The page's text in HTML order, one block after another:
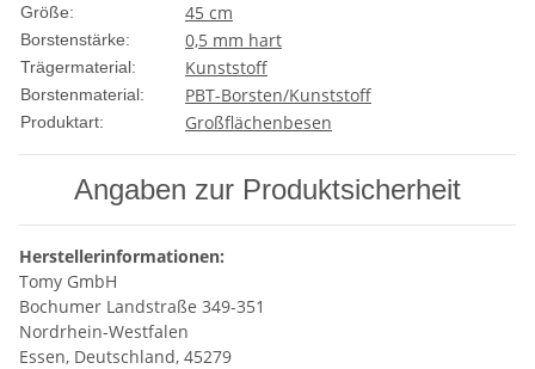
Größe: 45 cm
Borstenstärke: 0,5 mm hart
Trägermaterial: Kunststoff
Borstenmaterial: PBT-Borsten/Kunststoff
Produktart: Großflächenbesen
Angaben zur Produktsicherheit
Herstellerinformationen:
Tomy GmbH
Bochumer Landstraße 349-351
Nordrhein-Westfalen
Essen, Deutschland, 45279